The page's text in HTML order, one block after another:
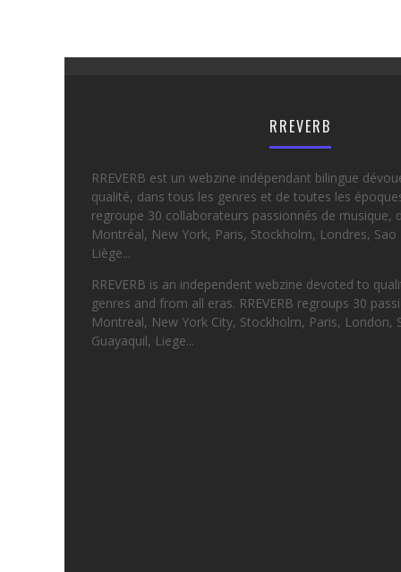
RREVERB
RREVERB est un webzine indépendant bilingue
qualité, dans tous les genres et de toutes les
regroupe 30 collaborateurs passionnés de musique,
Montréal, New York, Paris, Stockholm, Londres, Sao
Liège...
RREVERB is an independent webzine devoted to
genres and from all eras. RREVERB regroups 30
Montreal, New York City, Stockholm, Paris, London,
Guayaquil, Liege...